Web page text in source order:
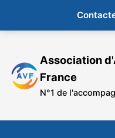
contenu
Association
France
N°1 de